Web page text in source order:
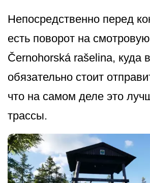
Непосредственно перед
есть поворот на
Černohorská rašelina, куда
обязательно стоит
что на самом деле это
трассы.